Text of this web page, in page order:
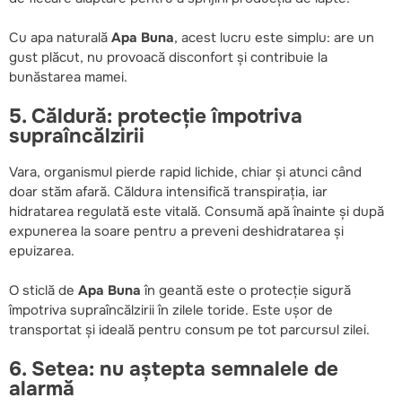
Cu apa naturală Apa Buna, acest lucru este simplu: are un
gust plăcut, nu provoacă disconfort și contribuie la
bunăstarea mamei.
5. Căldură: protecție împotriva
supraîncălzirii
Vara, organismul pierde rapid lichide, chiar și atunci când
doar stăm afară. Căldura intensifică transpirația, iar
hidratarea regulată este vitală. Consumă apă înainte și după
expunerea la soare pentru a preveni deshidratarea și
epuizarea.
O sticlă de Apa Buna în geantă este o protecție sigură
împotriva supraîncălzirii în zilele toride. Este ușor de
transportat și ideală pentru consum pe tot parcursul zilei.
6. Setea: nu aștepta semnalele de
alarmă